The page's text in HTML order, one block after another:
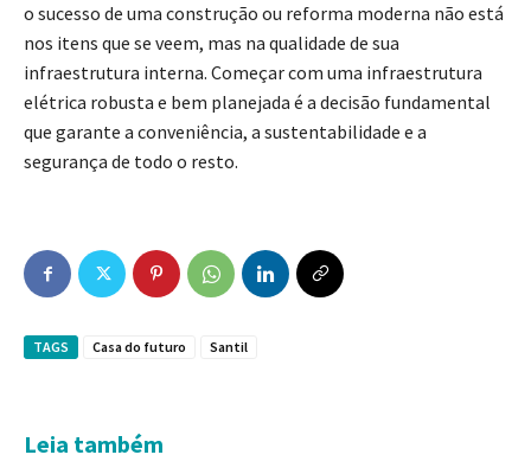
o sucesso de uma construção ou reforma moderna não está
nos itens que se veem, mas na qualidade de sua
infraestrutura interna. Começar com uma infraestrutura
elétrica robusta e bem planejada é a decisão fundamental
que garante a conveniência, a sustentabilidade e a
segurança de todo o resto.
TAGS Casa do futuro Santil
Leia também